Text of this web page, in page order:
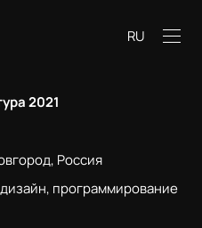
RU
2021
Россия
программирование